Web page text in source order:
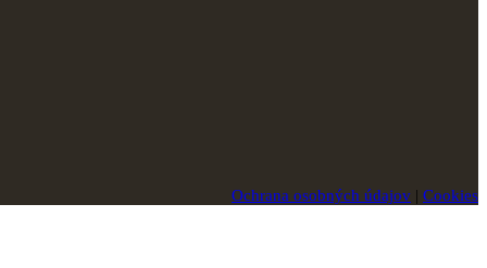
Ochrana osobných údajov | Cookies